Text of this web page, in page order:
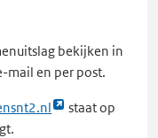
bekijken in
mail en per post.
staat op